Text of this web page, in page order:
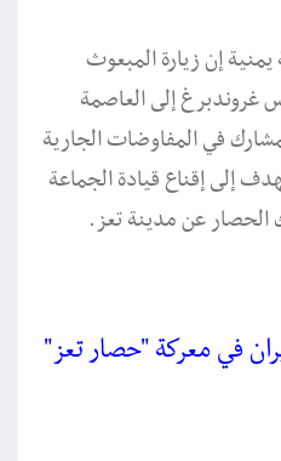
إن زيارة المبعوث
غروندبرغ إلى العاصمة
في المفاوضات الجارية
إلى إقناع قيادة الجماعة
عن مدينة تعز.
في معركة "حصار تعز"